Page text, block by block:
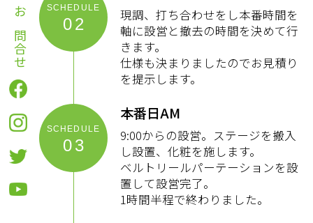
お問合せ 02
現調、打ち合わせをし本番時間を
軸に設営と撤去の時間を決めて行
きます。
仕様も決まりましたのでお見積り
を提示します。
03
本番日AM
9:00からの設営。ステージを搬入
し設置、化粧を施します。
ベルトリールパーテーションを設
置して設営完了。
1時間半程で終わりました。